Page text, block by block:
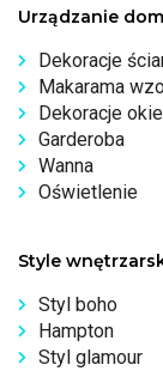
Urządzanie
Dekoracje
Makarama
Dekoracje
Garderoba
Wanna
Oświetlenie
Style
Styl boho
Hampton
Styl glamour